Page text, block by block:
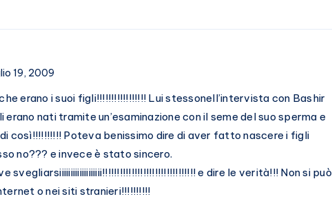
19, 2009
erano i suoi figli!!!!!!!!!!!!!!!!! Lui stessonell’intervista con Bashir
nati tramite un’esaminazione con il seme del suo sperma e
così!!!!!!!!!! Poteva benissimo dire di aver fatto nascere i figli
no??? e invece è stato sincero.
svegliarsiiiiiiiiiiiiiiiiiii!!!!!!!!!!!!!!!!!!!!!!!!!!!!!!!! e dire le verità!!! Non si può
o nei siti stranieri!!!!!!!!!!